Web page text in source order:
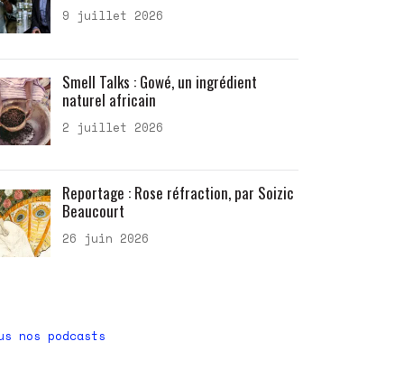
9 juillet 2026
Smell Talks : Gowé, un ingrédient
naturel africain
2 juillet 2026
Reportage : Rose réfraction, par Soizic
Beaucourt
26 juin 2026
nos podcasts